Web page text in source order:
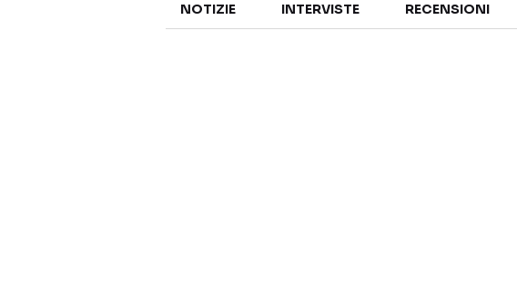
NOTIZIE INTERVISTE RECENSIONI